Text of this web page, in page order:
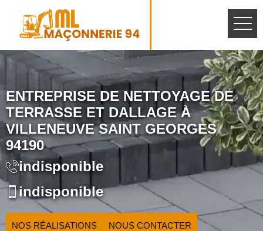
ENTREPRISE DE NETTOYAGE DE
TERRASSE ET DALLAGE À
VILLENEUVE SAINT GEORGES
94190
indisponible
indisponible
NOS RÉALISATIONS NOUS CONTACTER